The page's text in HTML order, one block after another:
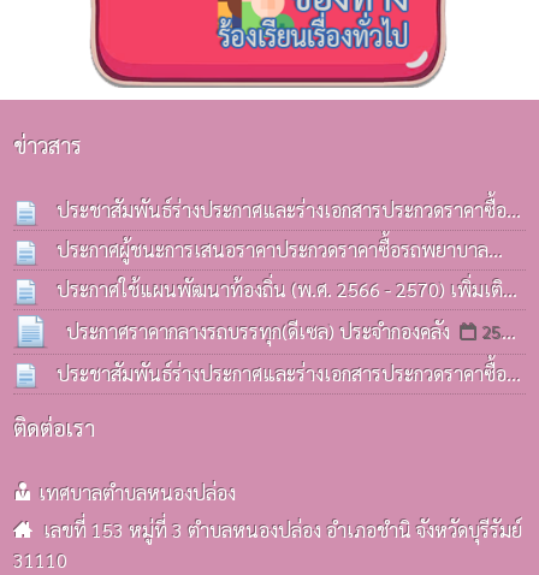
ข่าวสาร
ประชาสัมพันธ์ร่างประกาศและร่างเอกสารประกวดราคาซื้อ
รถบรรทุก(ดีเซล) ประจำกองคลังฯ
13 ก.ค. 2569
ประกาศผู้ชนะการเสนอราคาประกวดราคาซื้อรถพยาบาล
ฉุกเฉิน(รถกระบะ) ด้วยวิธีประกวดราคาอิเล็กทรอนิกส์(e-
bidding)
08 ก.ค. 2569
ประกาศใช้แผนพัฒนาท้องถิ่น (พ.ศ. 2566 - 2570) เพิ่มเติม
ครั้งที่ 3 / 2569
06 ก.ค. 2569
ประกาศราคากลางรถบรรทุก(ดีเซล) ประจำกองคลัง
25
มิ.ย. 2569
ประชาสัมพันธ์ร่างประกาศและร่างเอกสารประกวดราคาซื้อ
รถบรรทุก(ดีเซล) ประจำกองคลังฯ
ติดต่อเรา
เทศบาลตำบลหนองปล่อง
เลขที่ 153 หมู่ที่ 3 ตำบลหนองปล่อง อำเภอชำนิ จังหวัดบุรีรัมย์
31110